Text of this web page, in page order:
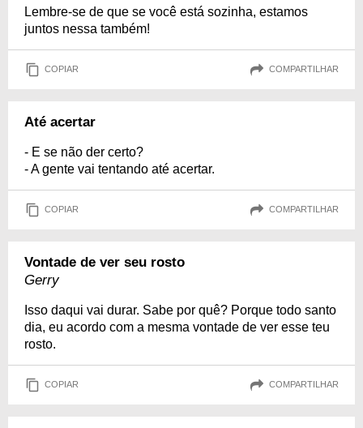
Lembre-se de que se você está sozinha, estamos
juntos nessa também!
COPIAR COMPARTILHAR
Até acertar
- E se não der certo?
- A gente vai tentando até acertar.
COPIAR COMPARTILHAR
Vontade de ver seu rosto
Gerry
Isso daqui vai durar. Sabe por quê? Porque todo santo
dia, eu acordo com a mesma vontade de ver esse teu
rosto.
COPIAR COMPARTILHAR